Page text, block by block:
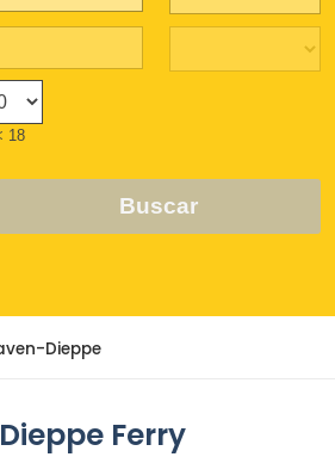
18
Buscar
Dieppe
Ferry